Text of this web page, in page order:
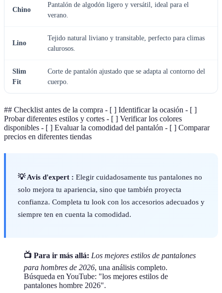
Chino
Pantalón de algodón ligero y versátil, ideal para el
verano.
Lino
Tejido natural liviano y transitable, perfecto para climas
calurosos.
Slim
Fit
Corte de pantalón ajustado que se adapta al contorno del
cuerpo.
## Checklist antes de la compra - [ ] Identificar la ocasión - [ ]
Probar diferentes estilos y cortes - [ ] Verificar los colores
disponibles - [ ] Evaluar la comodidad del pantalón - [ ] Comparar
precios en diferentes tiendas
💡 Avis d'expert : Elegir cuidadosamente tus pantalones no
solo mejora tu apariencia, sino que también proyecta
confianza. Completa tu look con los accesorios adecuados y
siempre ten en cuenta la comodidad.
📺 Para ir más allá: Los mejores estilos de pantalones
para hombres de 2026, una análisis completo.
Búsqueda en YouTube: "los mejores estilos de
pantalones hombre 2026".